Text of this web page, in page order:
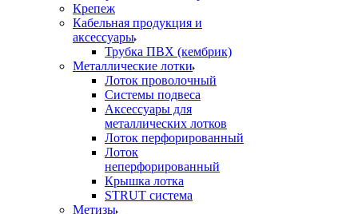
Крепеж
Кабельная продукция и
аксессуары
Трубка ПВХ (кембрик)
Металлические лотки
Лоток проволочный
Системы подвеса
Аксессуары для
металлических лотков
Лоток перфорированный
Лоток
неперфорированный
Крышка лотка
STRUT система
Метизы